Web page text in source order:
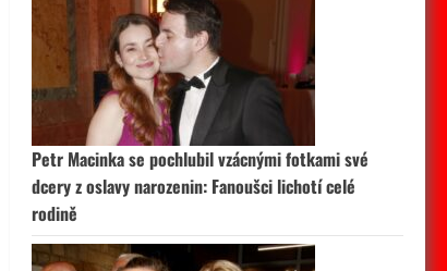
Petr Macinka se pochlubil vzácnými fotkami své
dcery z oslavy narozenin: Fanoušci lichotí celé
rodině